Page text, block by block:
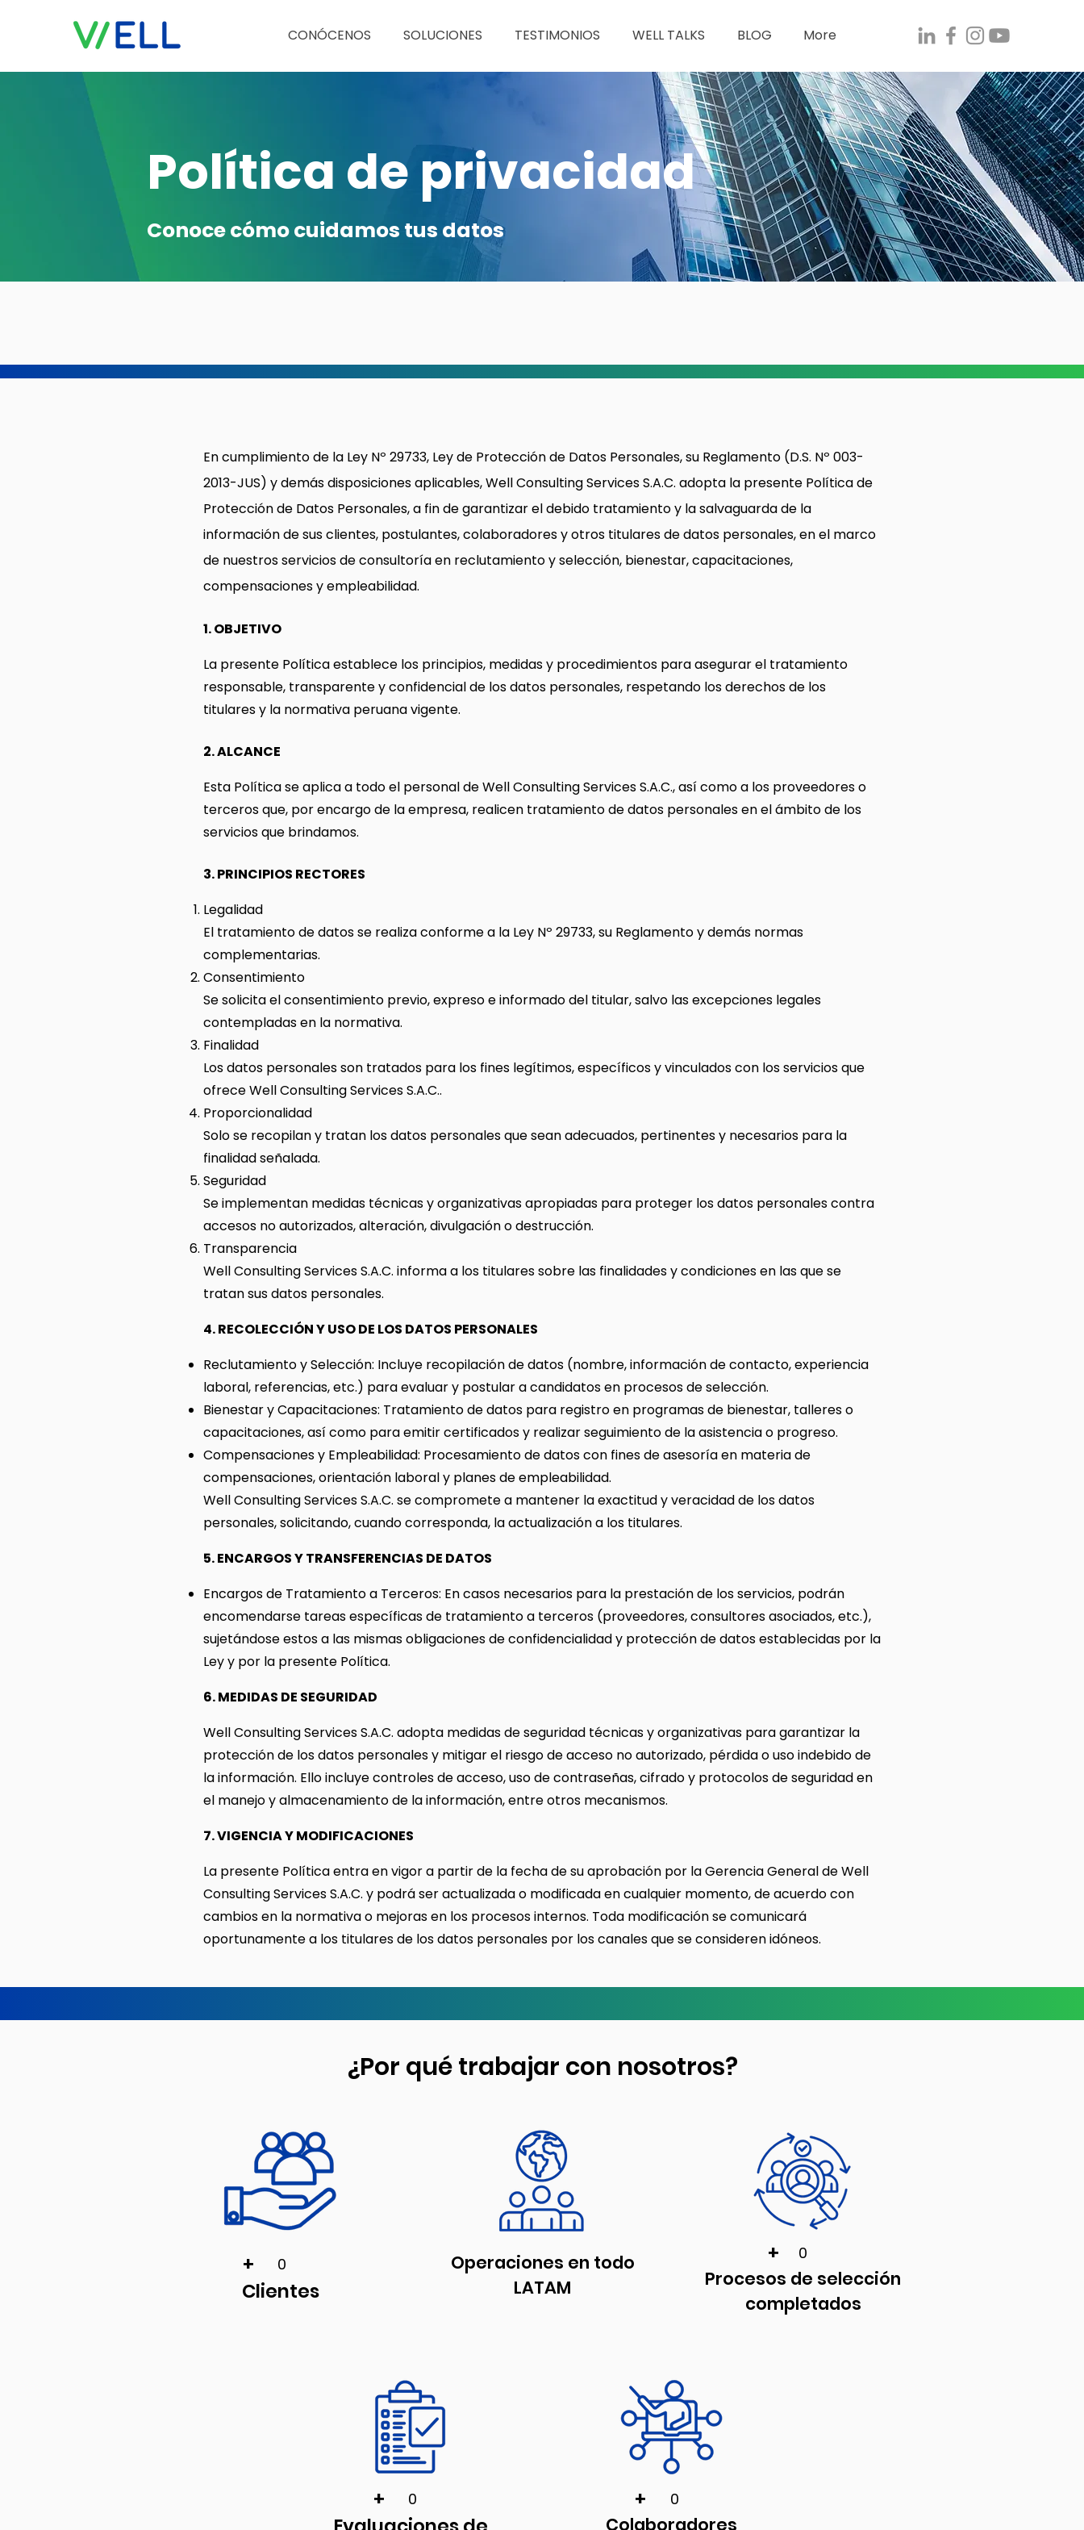
CONÓCENOS SOLUCIONES TESTIMONIOS WELL TALKS BLOG More
Política de privacidad
Conoce cómo cuidamos tus datos
En cumplimiento de la Ley Nº 29733, Ley de Protección de Datos Personales, su Reglamento (D.S. Nº 003-
2013-JUS) y demás disposiciones aplicables, Well Consulting Services S.A.C. adopta la presente Política de
Protección de Datos Personales, a fin de garantizar el debido tratamiento y la salvaguarda de la
información de sus clientes, postulantes, colaboradores y otros titulares de datos personales, en el marco
de nuestros servicios de consultoría en reclutamiento y selección, bienestar, capacitaciones,
compensaciones y empleabilidad.
1. OBJETIVO
La presente Política establece los principios, medidas y procedimientos para asegurar el tratamiento
responsable, transparente y confidencial de los datos personales, respetando los derechos de los
titulares y la normativa peruana vigente.
2. ALCANCE
Esta Política se aplica a todo el personal de Well Consulting Services S.A.C., así como a los proveedores o
terceros que, por encargo de la empresa, realicen tratamiento de datos personales en el ámbito de los
servicios que brindamos.
3. PRINCIPIOS RECTORES
Legalidad
El tratamiento de datos se realiza conforme a la Ley Nº 29733, su Reglamento y demás normas
complementarias.
Consentimiento
Se solicita el consentimiento previo, expreso e informado del titular, salvo las excepciones legales
contempladas en la normativa.
Finalidad
Los datos personales son tratados para los fines legítimos, específicos y vinculados con los servicios que
ofrece Well Consulting Services S.A.C..
Proporcionalidad
Solo se recopilan y tratan los datos personales que sean adecuados, pertinentes y necesarios para la
finalidad señalada.
Seguridad
Se implementan medidas técnicas y organizativas apropiadas para proteger los datos personales contra
accesos no autorizados, alteración, divulgación o destrucción.
Transparencia
Well Consulting Services S.A.C. informa a los titulares sobre las finalidades y condiciones en las que se
tratan sus datos personales.
4. RECOLECCIÓN Y USO DE LOS DATOS PERSONALES
Reclutamiento y Selección: Incluye recopilación de datos (nombre, información de contacto, experiencia
laboral, referencias, etc.) para evaluar y postular a candidatos en procesos de selección.
Bienestar y Capacitaciones: Tratamiento de datos para registro en programas de bienestar, talleres o
capacitaciones, así como para emitir certificados y realizar seguimiento de la asistencia o progreso.
Compensaciones y Empleabilidad: Procesamiento de datos con fines de asesoría en materia de
compensaciones, orientación laboral y planes de empleabilidad.
Well Consulting Services S.A.C. se compromete a mantener la exactitud y veracidad de los datos
personales, solicitando, cuando corresponda, la actualización a los titulares.
5. ENCARGOS Y TRANSFERENCIAS DE DATOS
Encargos de Tratamiento a Terceros: En casos necesarios para la prestación de los servicios, podrán
encomendarse tareas específicas de tratamiento a terceros (proveedores, consultores asociados, etc.),
sujetándose estos a las mismas obligaciones de confidencialidad y protección de datos establecidas por la
Ley y por la presente Política.
6. MEDIDAS DE SEGURIDAD
Well Consulting Services S.A.C. adopta medidas de seguridad técnicas y organizativas para garantizar la
protección de los datos personales y mitigar el riesgo de acceso no autorizado, pérdida o uso indebido de
la información. Ello incluye controles de acceso, uso de contraseñas, cifrado y protocolos de seguridad en
el manejo y almacenamiento de la información, entre otros mecanismos.
7. VIGENCIA Y MODIFICACIONES
La presente Política entra en vigor a partir de la fecha de su aprobación por la Gerencia General de Well
Consulting Services S.A.C. y podrá ser actualizada o modificada en cualquier momento, de acuerdo con
cambios en la normativa o mejoras en los procesos internos. Toda modificación se comunicará
oportunamente a los titulares de los datos personales por los canales que se consideren idóneos.
¿Por qué trabajar con nosotros?
0
+
Clientes
Operaciones en todo
LATAM
0
+
Procesos de selección
completados
0
+
0
+
Colaboradores